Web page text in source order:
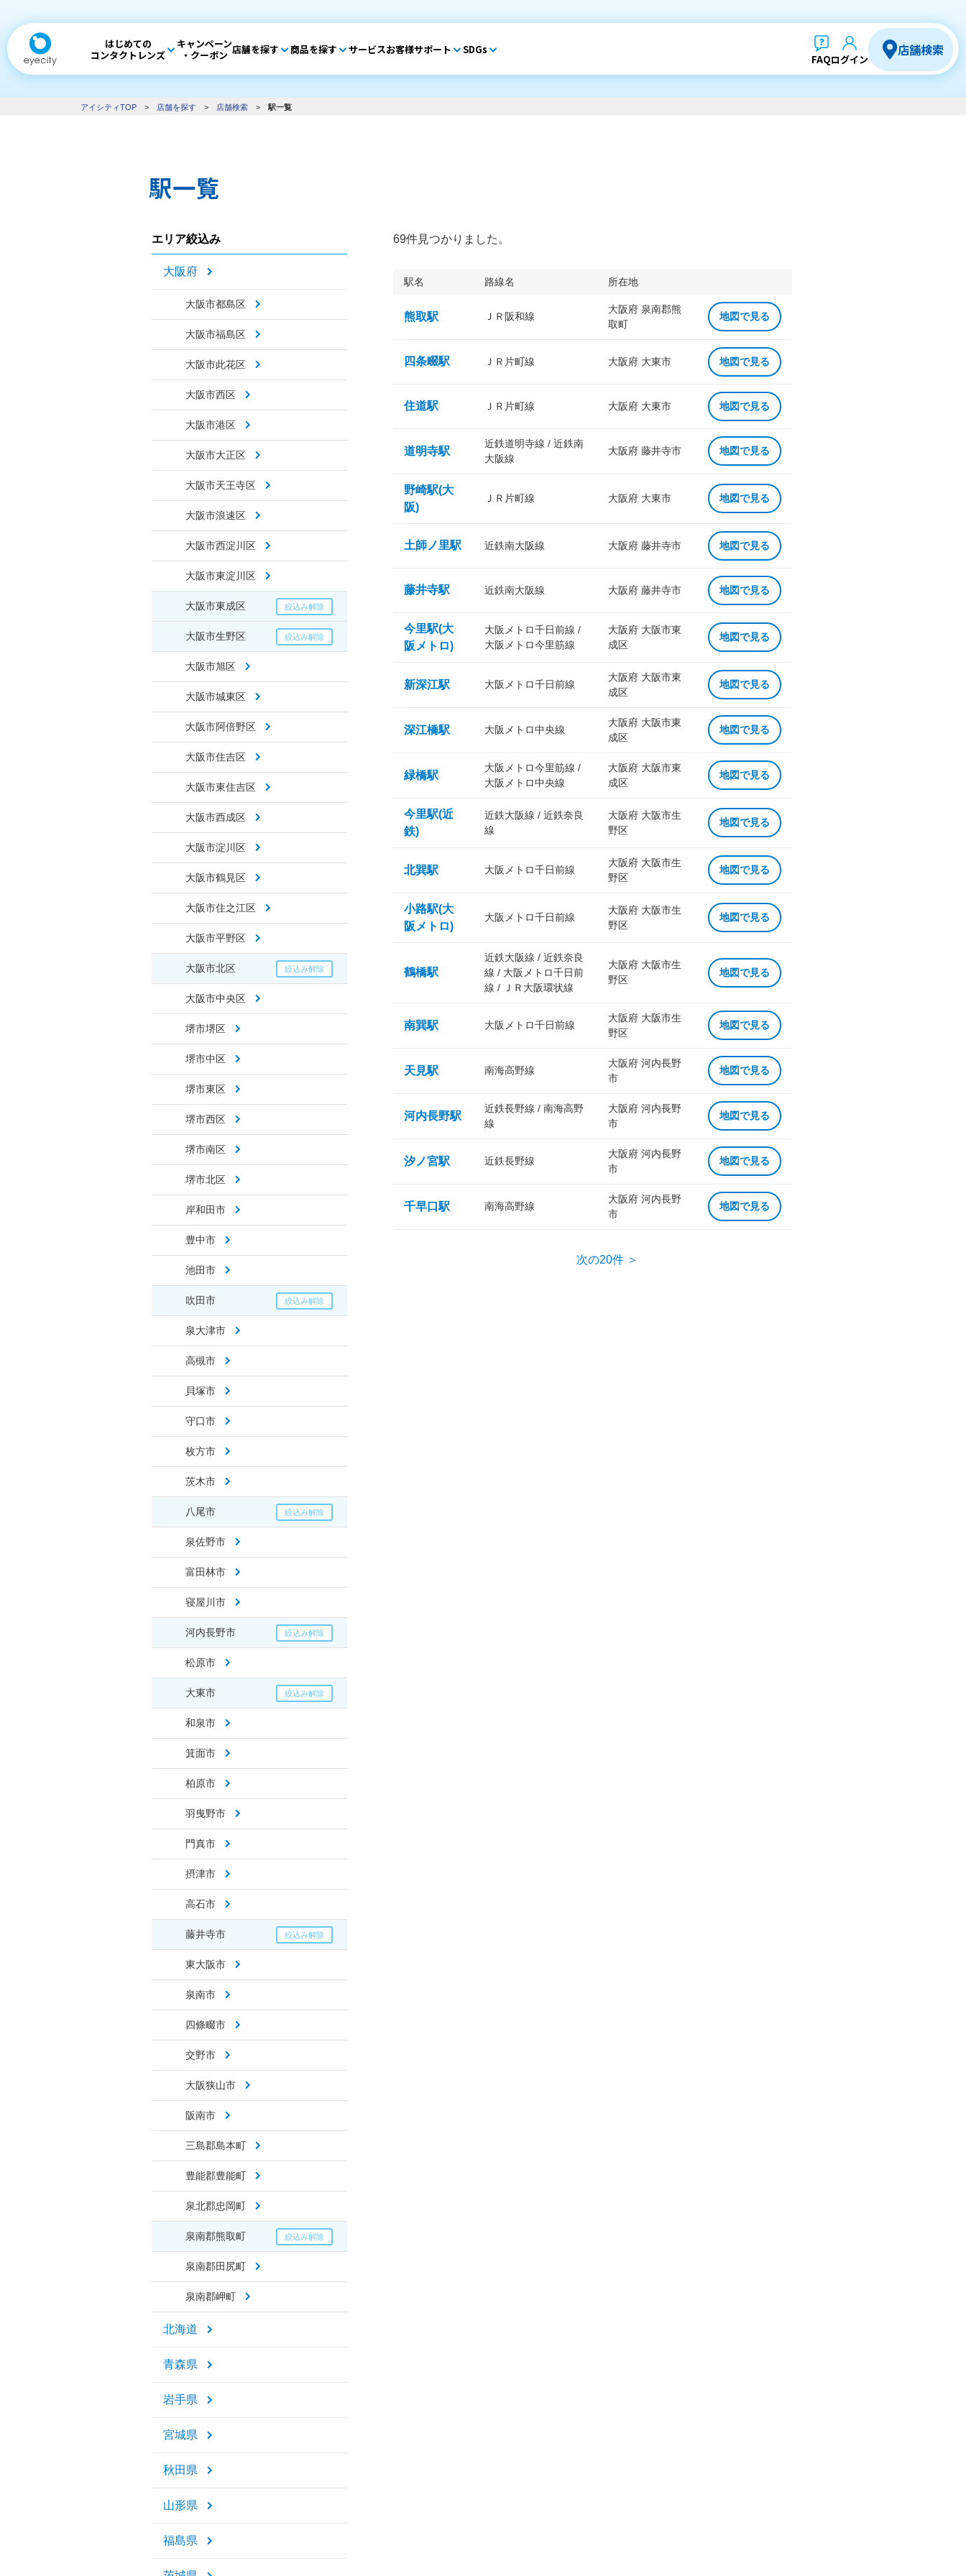
はじめての
コンタクトレンズ
キャンペーン
・クーポン 店舗を探す 商品を探す サービスお客様サポート SDGs
FAQログイン
店舗検索
アイシティTOP > 店舗を探す > 店舗検索 > 駅一覧
駅一覧
エリア絞込み
大阪府
大阪市都島区
大阪市福島区
大阪市此花区
大阪市西区
大阪市港区
大阪市大正区
大阪市天王寺区
大阪市浪速区
大阪市西淀川区
大阪市東淀川区
大阪市東成区
大阪市生野区
大阪市旭区
大阪市城東区
大阪市阿倍野区
大阪市住吉区
大阪市東住吉区
大阪市西成区
大阪市淀川区
大阪市鶴見区
大阪市住之江区
大阪市平野区
大阪市北区
大阪市中央区
堺市堺区
堺市中区
堺市東区
堺市西区
堺市南区
堺市北区
岸和田市
豊中市
池田市
吹田市
泉大津市
高槻市
貝塚市
守口市
枚方市
茨木市
八尾市
泉佐野市
富田林市
寝屋川市
河内長野市
松原市
大東市
和泉市
箕面市
柏原市
羽曳野市
門真市
摂津市
高石市
藤井寺市
東大阪市
泉南市
四條畷市
交野市
大阪狭山市
阪南市
三島郡島本町
豊能郡豊能町
泉北郡忠岡町
泉南郡熊取町
泉南郡田尻町
泉南郡岬町
北海道
青森県
岩手県
宮城県
秋田県
山形県
福島県
69件見つかりました。
駅名 路線名 所在地
熊取駅 ＪＲ阪和線
大阪府 泉南郡熊
取町
地図で見る
四条畷駅 ＪＲ片町線 大阪府 大東市 地図で見る
住道駅 ＪＲ片町線 大阪府 大東市 地図で見る
道明寺駅
近鉄道明寺線 / 近鉄南
大阪線
大阪府 藤井寺市 地図で見る
野崎駅(大
阪)
ＪＲ片町線 大阪府 大東市 地図で見る
土師ノ里駅 近鉄南大阪線 大阪府 藤井寺市 地図で見る
藤井寺駅 近鉄南大阪線 大阪府 藤井寺市 地図で見る
今里駅(大
阪メトロ)
大阪メトロ千日前線 /
大阪メトロ今里筋線
大阪府 大阪市東
成区
地図で見る
新深江駅 大阪メトロ千日前線
大阪府 大阪市東
成区
地図で見る
深江橋駅 大阪メトロ中央線
大阪府 大阪市東
成区
地図で見る
緑橋駅
大阪メトロ今里筋線 /
大阪メトロ中央線
大阪府 大阪市東
成区
地図で見る
今里駅(近
鉄)
近鉄大阪線 / 近鉄奈良
線
大阪府 大阪市生
野区
地図で見る
北巽駅 大阪メトロ千日前線
大阪府 大阪市生
野区
地図で見る
小路駅(大
阪メトロ)
大阪メトロ千日前線
大阪府 大阪市生
野区
地図で見る
鶴橋駅
近鉄大阪線 / 近鉄奈良
線 / 大阪メトロ千日前
線 / ＪＲ大阪環状線
大阪府 大阪市生
野区
地図で見る
南巽駅 大阪メトロ千日前線
大阪府 大阪市生
野区
地図で見る
天見駅 南海高野線
大阪府 河内長野
市
地図で見る
河内長野駅
近鉄長野線 / 南海高野
線
大阪府 河内長野
市
地図で見る
汐ノ宮駅 近鉄長野線
大阪府 河内長野
市
地図で見る
千早口駅 南海高野線
大阪府 河内長野
市
地図で見る
次の20件 ＞